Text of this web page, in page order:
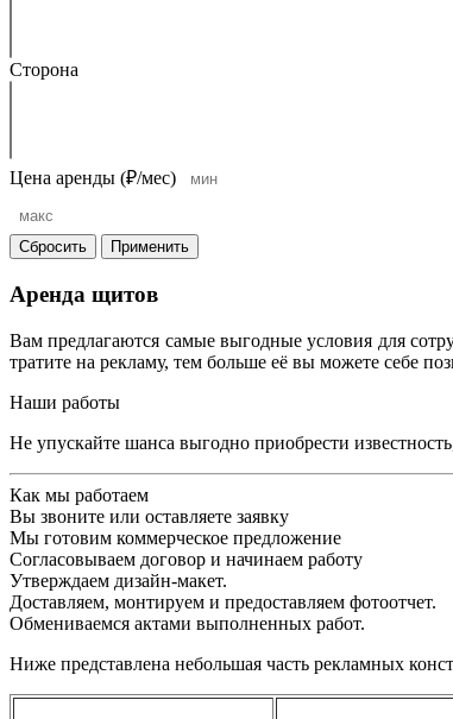
Сторона
Цена аренды (₽/мес)
Сбросить Применить
Аренда щитов
Вам предлагаются самые выгодные условия для
тратите на рекламу, тем больше её вы можете себе
Наши работы
Не упускайте шанса выгодно приобрести
Как мы работаем
Вы звоните или оставляете заявку
Мы готовим коммерческое предложение
Согласовываем договор и начинаем работу
Утверждаем дизайн-макет.
Доставляем, монтируем и предоставляем фотоотчет.
Обмениваемся актами выполненных работ.
Ниже представлена небольшая часть рекламных